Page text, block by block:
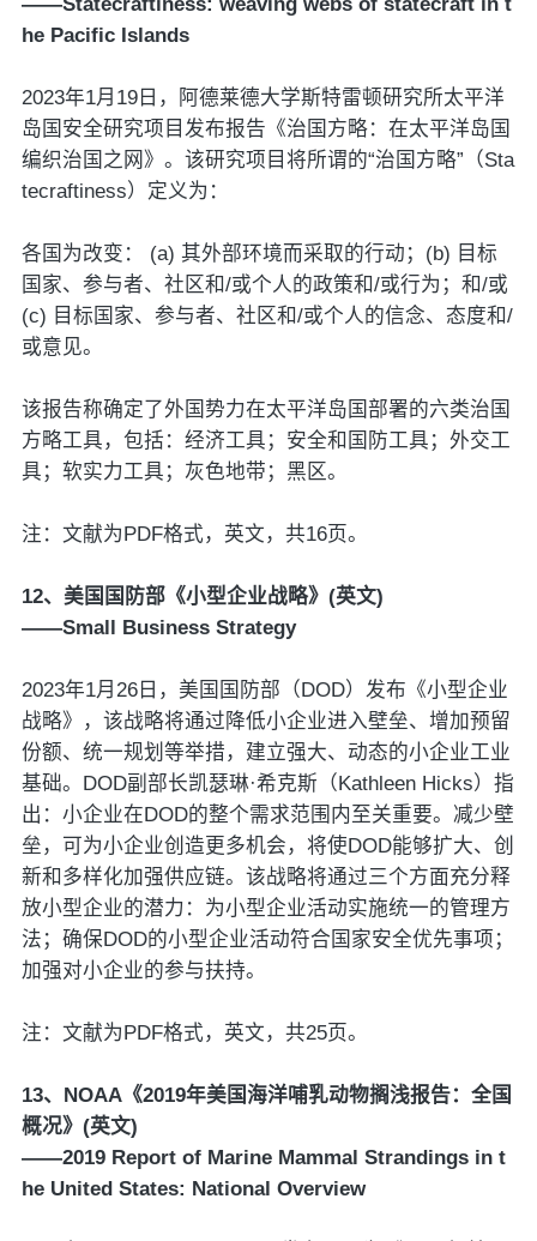
he Pacific Islands
2023年1月19日，阿德莱德大学斯特雷顿研究所太平洋
岛国安全研究项目发布报告《治国方略：在太平洋岛国
编织治国之网》。该研究项目将所谓的“治国方略”（Sta
tecraftiness）定义为：
各国为改变： (a) 其外部环境而采取的行动；(b) 目标
国家、参与者、社区和/或个人的政策和/或行为；和/或
(c) 目标国家、参与者、社区和/或个人的信念、态度和/
或意见。
该报告称确定了外国势力在太平洋岛国部署的六类治国
方略工具，包括：经济工具；安全和国防工具；外交工
具；软实力工具；灰色地带；黑区。
注：文献为PDF格式，英文，共16页。
12、美国国防部《小型企业战略》(英文)
——Small Business Strategy
2023年1月26日，美国国防部（DOD）发布《小型企业
战略》，该战略将通过降低小企业进入壁垒、增加预留
份额、统一规划等举措，建立强大、动态的小企业工业
基础。DOD副部长凯瑟琳·希克斯（Kathleen Hicks）指
出：小企业在DOD的整个需求范围内至关重要。减少壁
垒，可为小企业创造更多机会，将使DOD能够扩大、创
新和多样化加强供应链。该战略将通过三个方面充分释
放小型企业的潜力：为小型企业活动实施统一的管理方
法；确保DOD的小型企业活动符合国家安全优先事项；
加强对小企业的参与扶持。
注：文献为PDF格式，英文，共25页。
13、NOAA《2019年美国海洋哺乳动物搁浅报告：全国
概况》(英文)
——2019 Report of Marine Mammal Strandings in t
he United States: National Overview